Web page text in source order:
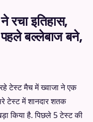
रचा इतिहास,
बल्लेबाज बने,
टेस्ट मैच में ख्वाजा ने एक
टेस्ट में शानदार शतक
किया है. पिछले 5 टेस्ट की